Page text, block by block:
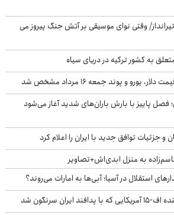
وقتی نوای موسیقی بر آتش جنگ پیروز می
به کشور ترکیه در دریای سیاه
یورو و پوند جمعه ۱۶ مرداد مشخص شد
فصل پاییز با بارش باران‌های شدید آغاز می‌شود
و جزئیات توافق جدید با ایران را اعلام کرد
به منزل ابدی‌اش+تصاویر
استقلال در آسیا؛ آبی‌ها به امارات می‌روند؟
سرنگون شد